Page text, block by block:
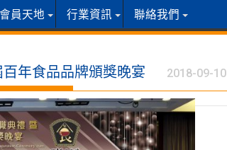
會員天地 行業資訊 聯絡我們
年食品品牌頒獎晚宴 2018-09-10